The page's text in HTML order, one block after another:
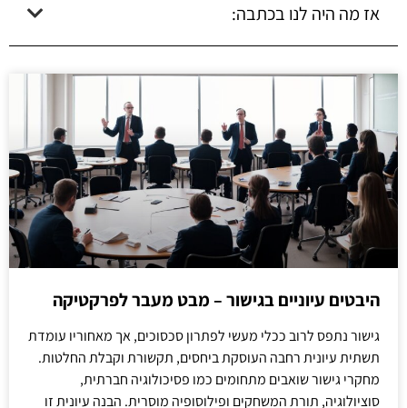
אז מה היה לנו בכתבה:
היבטים עיוניים בגישור – מבט מעבר לפרקטיקה
גישור נתפס לרוב ככלי מעשי לפתרון סכסוכים, אך מאחוריו עומדת
תשתית עיונית רחבה העוסקת ביחסים, תקשורת וקבלת החלטות.
מחקרי גישור שואבים מתחומים כמו פסיכולוגיה חברתית,
סוציולוגיה, תורת המשחקים ופילוסופיה מוסרית. הבנה עיונית זו